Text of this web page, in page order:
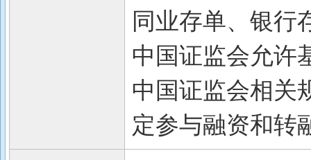
同业存单、银行
中国证监会允许
中国证监会相关
定参与融资和转